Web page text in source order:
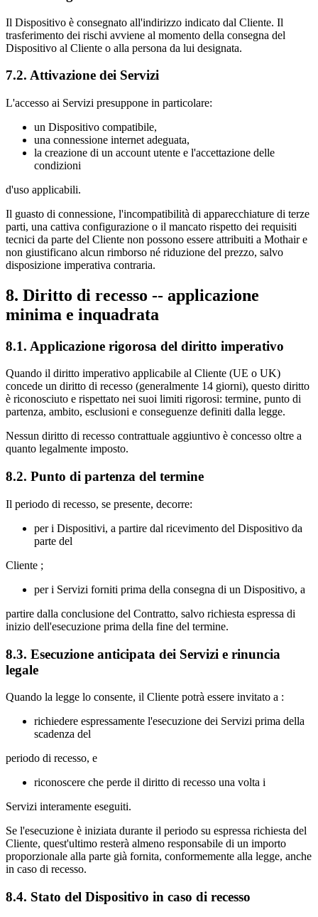
Il Dispositivo è consegnato all'indirizzo indicato dal Cliente. Il
trasferimento dei rischi avviene al momento della consegna del
Dispositivo al Cliente o alla persona da lui designata.
7.2. Attivazione dei Servizi
L'accesso ai Servizi presuppone in particolare:
un Dispositivo compatibile,
una connessione internet adeguata,
la creazione di un account utente e l'accettazione delle
condizioni
d'uso applicabili.
Il guasto di connessione, l'incompatibilità di apparecchiature di terze
parti, una cattiva configurazione o il mancato rispetto dei requisiti
tecnici da parte del Cliente non possono essere attribuiti a Mothair e
non giustificano alcun rimborso né riduzione del prezzo, salvo
disposizione imperativa contraria.
8. Diritto di recesso -- applicazione
minima e inquadrata
8.1. Applicazione rigorosa del diritto imperativo
Quando il diritto imperativo applicabile al Cliente (UE o UK)
concede un diritto di recesso (generalmente 14 giorni), questo diritto
è riconosciuto e rispettato nei suoi limiti rigorosi: termine, punto di
partenza, ambito, esclusioni e conseguenze definiti dalla legge.
Nessun diritto di recesso contrattuale aggiuntivo è concesso oltre a
quanto legalmente imposto.
8.2. Punto di partenza del termine
Il periodo di recesso, se presente, decorre:
per i Dispositivi, a partire dal ricevimento del Dispositivo da
parte del
Cliente ;
per i Servizi forniti prima della consegna di un Dispositivo, a
partire dalla conclusione del Contratto, salvo richiesta espressa di
inizio dell'esecuzione prima della fine del termine.
8.3. Esecuzione anticipata dei Servizi e rinuncia
legale
Quando la legge lo consente, il Cliente potrà essere invitato a :
richiedere espressamente l'esecuzione dei Servizi prima della
scadenza del
periodo di recesso, e
riconoscere che perde il diritto di recesso una volta i
Servizi interamente eseguiti.
Se l'esecuzione è iniziata durante il periodo su espressa richiesta del
Cliente, quest'ultimo resterà almeno responsabile di un importo
proporzionale alla parte già fornita, conformemente alla legge, anche
in caso di recesso.
8.4. Stato del Dispositivo in caso di recesso